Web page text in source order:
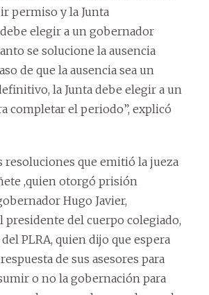
permiso y la Junta
elegir a un gobernador
se solucione la ausencia
de que la ausencia sea un
la Junta debe elegir a un
completar el periodo”, explicó
resoluciones que emitió la jueza
,quien otorgó prisión
Hugo Javier,
del cuerpo colegiado,
PLRA, quien dijo que espera
de sus asesores para
o no la gobernación para